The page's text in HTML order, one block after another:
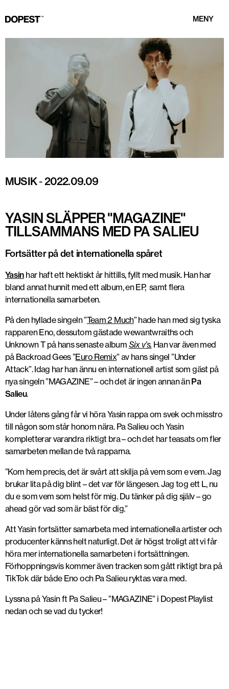
MENY
MUSIK-2022.09.09
YASIN SLÄPPER "MAGAZINE"
TILLSAMMANS MED PA SALIEU
Fortsätter på det internationella spåret
Yasinhar haft ett hektiskt år hittills, fyllt med musik. Han har
bland annat hunnit med ett album, en EP, samt flera
internationella samarbeten.
På den hyllade singeln ”Team 2 Much” hade han med sig tyska
rapparen Eno, dessutom gästade wewantwraiths och
Unknown T på hans senaste album Six v’s. Han var även med
på Backroad Gees ”Euro Remix” av hans singel ”Under
Attack”. Idag har han ännu en internationell artist som gäst på
nya singeln ”MAGAZINE” – och det är ingen annan änPa
Salieu.
Under låtens gång får vi höra Yasin rappa om svek och misstro
till någon som står honom nära. Pa Salieu och Yasin
kompletterar varandra riktigt bra – och det har teasats om fler
samarbeten mellan de två rapparna.
”Kom hem precis, det är svårt att skilja på vem som e vem. Jag
brukar lita på dig blint – det var för längesen. Jag tog ett L, nu
du e som vem som helst för mig. Du tänker på dig själv – go
ahead gör vad som är bäst för dig.”
Att Yasin fortsätter samarbeta med internationella artister och
producenter känns helt naturligt. Det är högst troligt att vi får
höra mer internationella samarbeten i fortsättningen.
Förhoppningsvis kommer även tracken som gått riktigt bra på
TikTok där både Eno och Pa Salieu ryktas vara med.
Lyssna på Yasin ft Pa Salieu – ”MAGAZINE” i Dopest Playlist
nedan och se vad du tycker!